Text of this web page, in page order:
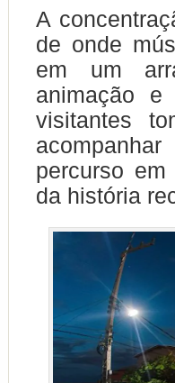
A
de onde
em um
animação e
visitantes
percurso
da história